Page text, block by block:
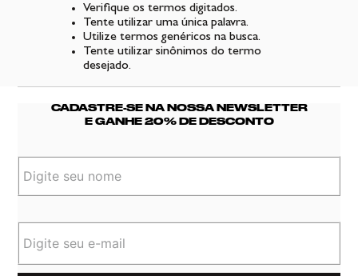
Verifique os termos digitados.
Tente utilizar uma única palavra.
Utilize termos genéricos na busca.
Tente utilizar sinônimos do termo
desejado.
CADASTRE-SE NA NOSSA NEWSLETTER
E GANHE 20% DE DESCONTO